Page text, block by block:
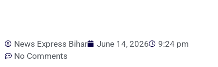
News Express Bihar June 14, 2026
9:24 pm
No Comments